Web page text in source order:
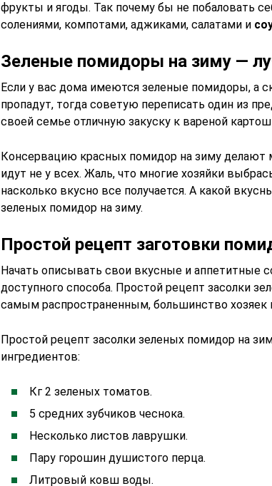
фрукты и ягоды. Так почему бы не побаловать
солениями, компотами, аджиками, салатами и
Зеленые помидоры на зиму —
Если у вас дома имеются зеленые помидоры, а
пропадут, тогда советую переписать один из
своей семье отличную закуску к вареной
Консервацию красных помидор на зиму делают
идут не у всех. Жаль, что многие хозяйки
насколько вкусно все получается. А какой
зеленых помидор на зиму.
Простой рецепт заготовки
Начать описывать свои вкусные и аппетитные
доступного способа. Простой рецепт засолки
самым распространенным, большинство
Простой рецепт засолки зеленых помидор на
ингредиентов:
Кг 2 зеленых томатов.
5 средних зубчиков чеснока.
Несколько листов лаврушки.
Пару горошин душистого перца.
Литровый ковш воды.